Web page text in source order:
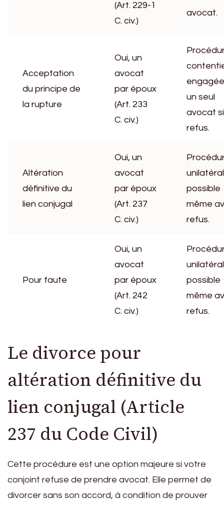
(Art. 229-1
C. civ.)
avocat.
Acceptation
du principe de
la rupture
Oui, un
avocat
par époux
(Art. 233
C. civ.)
un seul
avocat si
refus.
Altération
définitive du
lien conjugal
Oui, un
avocat
par époux
(Art. 237
C. civ.)
possible
même
refus.
Pour faute
Oui, un
avocat
par époux
(Art. 242
C. civ.)
possible
même
refus.
Le divorce pour
altération définitive du
lien conjugal (Article
237 du Code Civil)
Cette procédure est une option majeure si votre
conjoint refuse de prendre avocat. Elle permet de
divorcer sans son accord, à condition de prouver